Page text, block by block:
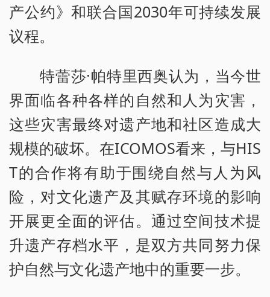
产公约》和联合国2030年可持续发展
议程。
特蕾莎·帕特里西奥认为，当今世
界面临各种各样的自然和人为灾害，
这些灾害最终对遗产地和社区造成大
规模的破坏。在ICOMOS看来，与HIS
T的合作将有助于围绕自然与人为风
险，对文化遗产及其赋存环境的影响
开展更全面的评估。通过空间技术提
升遗产存档水平，是双方共同努力保
护自然与文化遗产地中的重要一步。